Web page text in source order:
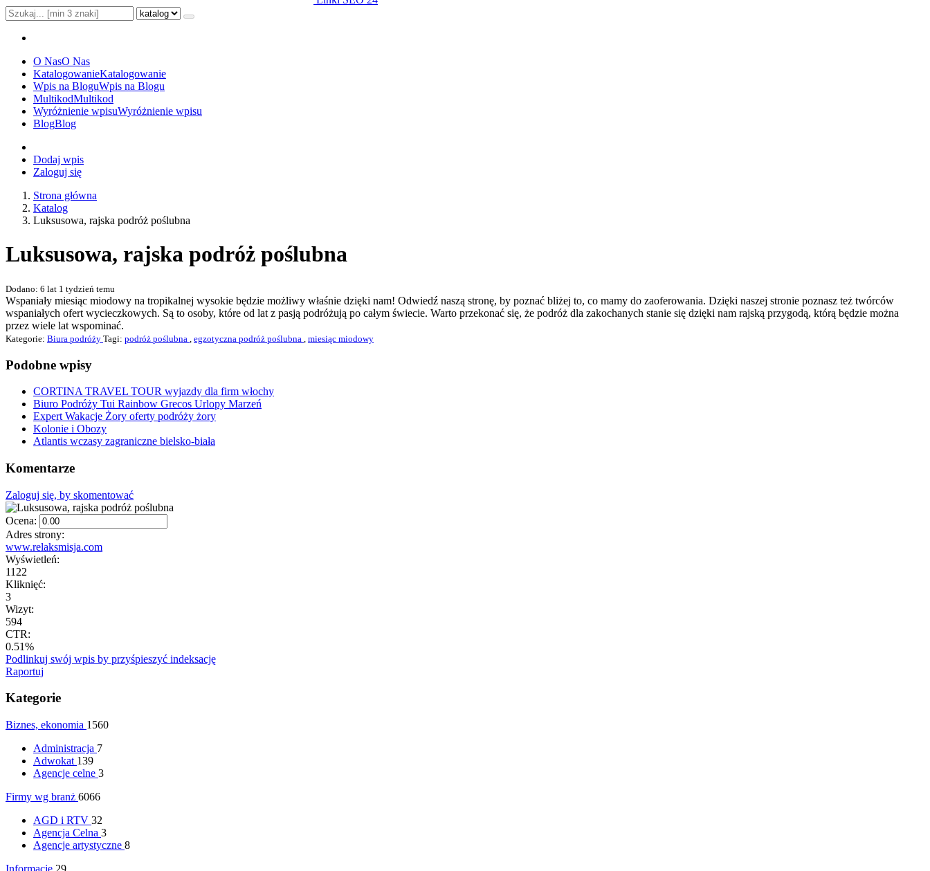
O NasO Nas
KatalogowanieKatalogowanie
Wpis na BloguWpis na Blogu
MultikodMultikod
Wyróżnienie wpisuWyróżnienie wpisu
BlogBlog
Dodaj wpis
Zaloguj się
Strona główna
Katalog
Luksusowa, rajska podróż poślubna
Luksusowa, rajska podróż poślubna
Dodano: 6 lat 1 tydzień temu
Wspaniały miesiąc miodowy na tropikalnej wysokie będzie możliwy właśnie dzięki nam! Odwiedź naszą stronę, by poznać bliżej to, co mamy do zaoferowania. Dzięki naszej stronie poznasz też twórców
wspaniałych ofert wycieczkowych. Są to osoby, które od lat z pasją podróżują po całym świecie. Warto przekonać się, że podróż dla zakochanych stanie się dzięki nam rajską przygodą, którą będzie można
przez wiele lat wspominać.
Kategorie: Biura podróży Tagi: podróż poślubna egzotyczna podróż poślubna miesiąc miodowy
Podobne wpisy
CORTINA TRAVEL TOUR wyjazdy dla firm włochy
Biuro Podróży Tui Rainbow Grecos Urlopy Marzeń
Expert Wakacje Żory oferty podróży żory
Kolonie i Obozy
Atlantis wczasy zagraniczne bielsko-biała
Komentarze
Zaloguj się, by skomentować
Ocena:
Adres strony:
www.relaksmisja.com
Wyświetleń:
1122
Kliknięć:
3
Wizyt:
594
CTR:
0.51%
Podlinkuj swój wpis by przyśpieszyć indeksację
Raportuj
Kategorie
Biznes, ekonomia 1560
Administracja 7
Adwokat 139
Agencje celne 3
Firmy wg branż 6066
AGD i RTV 32
Agencja Celna 3
Agencje artystyczne 8